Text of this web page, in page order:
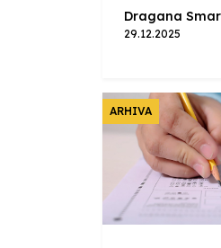
Dragana
29.12.2025
ARHIVA